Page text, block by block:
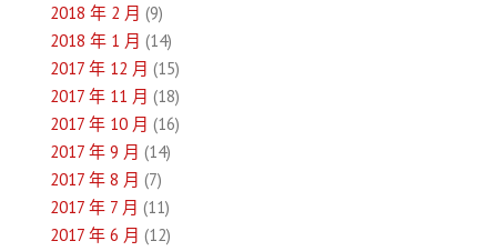
2018 年 2 月 (9)
2018 年 1 月 (14)
2017 年 12 月 (15)
2017 年 11 月 (18)
2017 年 10 月 (16)
2017 年 9 月 (14)
2017 年 8 月 (7)
2017 年 7 月 (11)
2017 年 6 月 (12)